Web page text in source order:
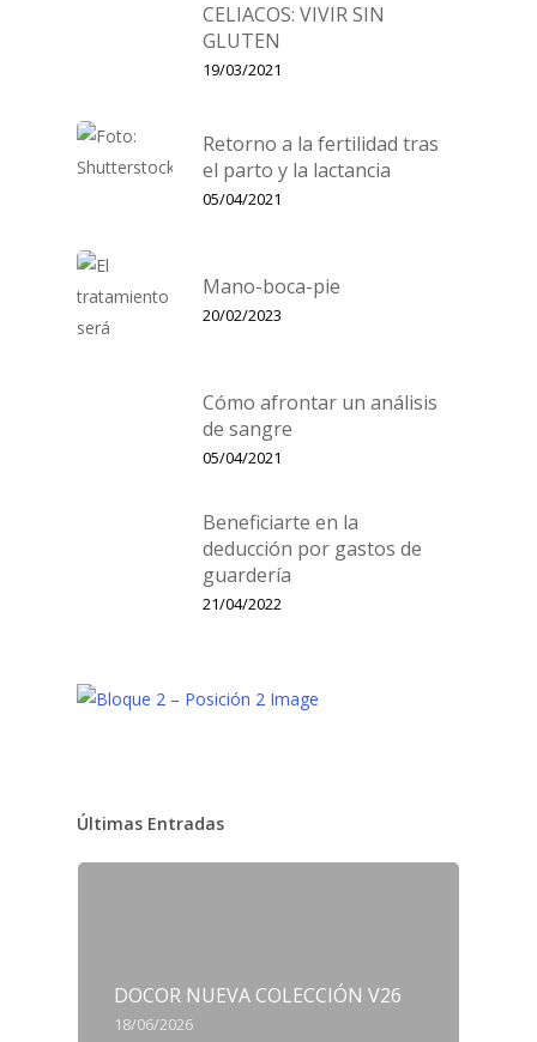
CELIACOS: VIVIR SIN
GLUTEN
19/03/2021
Retorno a la fertilidad tras
el parto y la lactancia
05/04/2021
Mano-boca-pie
20/02/2023
Cómo afrontar un análisis
de sangre
05/04/2021
Beneficiarte en la
deducción por gastos de
guardería
21/04/2022
Últimas Entradas
DOCOR NUEVA COLECCIÓN V26
18/06/2026